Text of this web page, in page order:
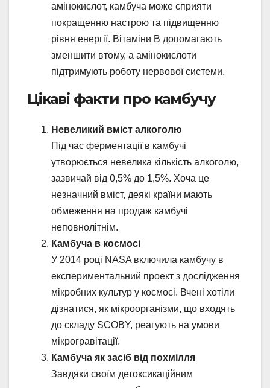
амінокислот, камбуча може сприяти
покращенню настрою та підвищенню
рівня енергії. Вітаміни B допомагають
зменшити втому, а амінокислоти
підтримують роботу нервової системи.
Цікаві факти про камбучу
Невеликий вміст алкоголю
Під час ферментації в камбучі
утворюється невелика кількість алкоголю,
зазвичай від 0,5% до 1,5%. Хоча це
незначний вміст, деякі країни мають
обмеження на продаж камбучі
неповнолітнім.
Камбуча в космосі
У 2014 році NASA включила камбучу в
експериментальний проект з дослідження
мікробних культур у космосі. Вчені хотіли
дізнатися, як мікроорганізми, що входять
до складу SCOBY, реагують на умови
мікрогравітації.
Камбуча як засіб від похмілля
Завдяки своїм детоксикаційним